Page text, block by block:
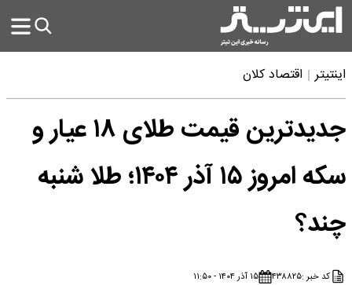
اینتیتر اقتصاد کلان
جدیدترین قیمت طلای ۱۸ عیار و
سکه امروز ۱۵ آذر ۱۴۰۴؛ طلا شنبه
چند؟
کد خبر :۴۳۸۸۲۵ ۱۵ آذر ۱۴۰۴ - ۱۱:۵۰